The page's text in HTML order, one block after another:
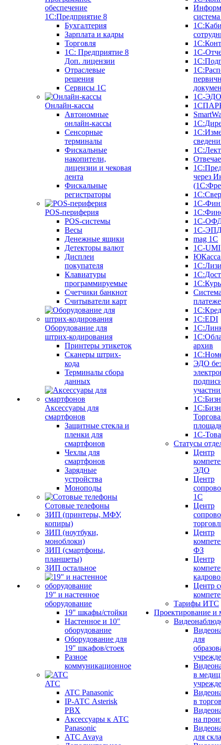
обеспечение
1С:Предприятие 8
Бухгалтерия
Зарплата и кадры
Торговля
1C: Предприятие 8
Доп. лицензии
Отраслевые
решения
Сервисы 1С
Онлайн-кассы
Автономные
онлайн-кассы
Сенсорные
терминалы
Фискальные
накопители,
лицензии и чековая
лента
Фискальные
регистраторы
POS-периферия
POS-системы
Весы
Денежные ящики
Детекторы валют
Дисплеи
покупателя
Клавиатуры
программируемые
Счетчики банкнот
Считыватели карт
Оборудование для
штрих-кодирования
Принтеры этикеток
Сканеры штрих-
кода
Терминалы сбора
данных
Аксессуары для
смартфонов
Защитные стекла и
пленки для
смартфонов
Чехлы для
смартфонов
Зарядные
устройства
Моноподы
Сотовые телефоны
ЗИП (принтеры, МФУ,
копиры)
ЗИП (ноутбуки,
моноблоки)
ЗИП (смартфоны,
планшеты)
ЗИП остальное
19" и настенное
оборудование
19" шкафы/стойки
Настенное и 10"
оборудование
Оборудование для
19" шкафов/стоек
Разное
коммуникационное
ATC
ATC Panasonic
IP-АТС Asterisk
PBX
Аксессуары к АТС
Panasonic
АТС Avaya
1С-
1С-ЭДО
через
1С-
1С-
1С-
mag 1C
1C-UMI
1С:EDI
архив
ЭДО
1С-
Статусы
Центр
ЭДО
Центр
1С
Центр
Центр
ФЗ
Центр
Центр
Тарифы ИТС
Проектирование и
для
в
в
на
для